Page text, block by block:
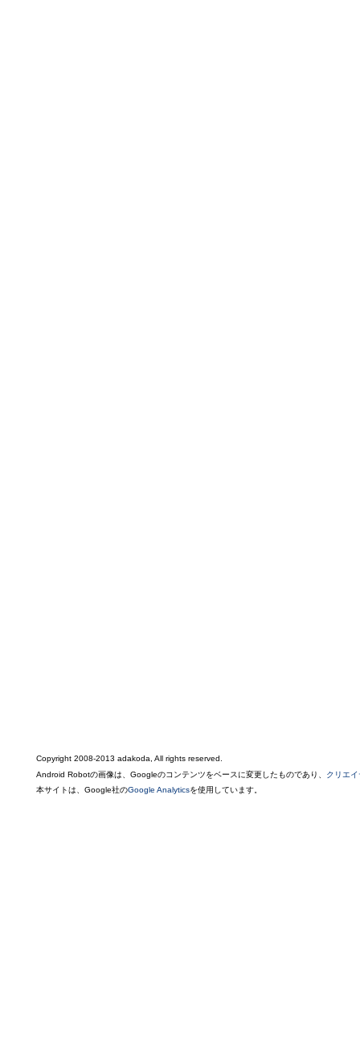
Copyright 2008-2013 adakoda, All rights reserved.
Android Robotの画像は、Googleのコンテンツをベースに変更したものであり、 クリエ
本サイトは、Google社のGoogle Analyticsを使用しています。